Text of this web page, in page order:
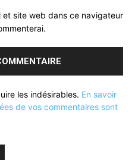
et site web dans ce navigateur
les indésirables. En savoir
de vos commentaires sont